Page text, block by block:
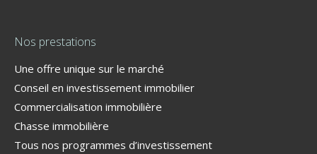
Nos prestations
Une offre unique sur le marché
Conseil en investissement immobilier
Commercialisation immobilière
Chasse immobilière
Tous nos programmes d’investissement